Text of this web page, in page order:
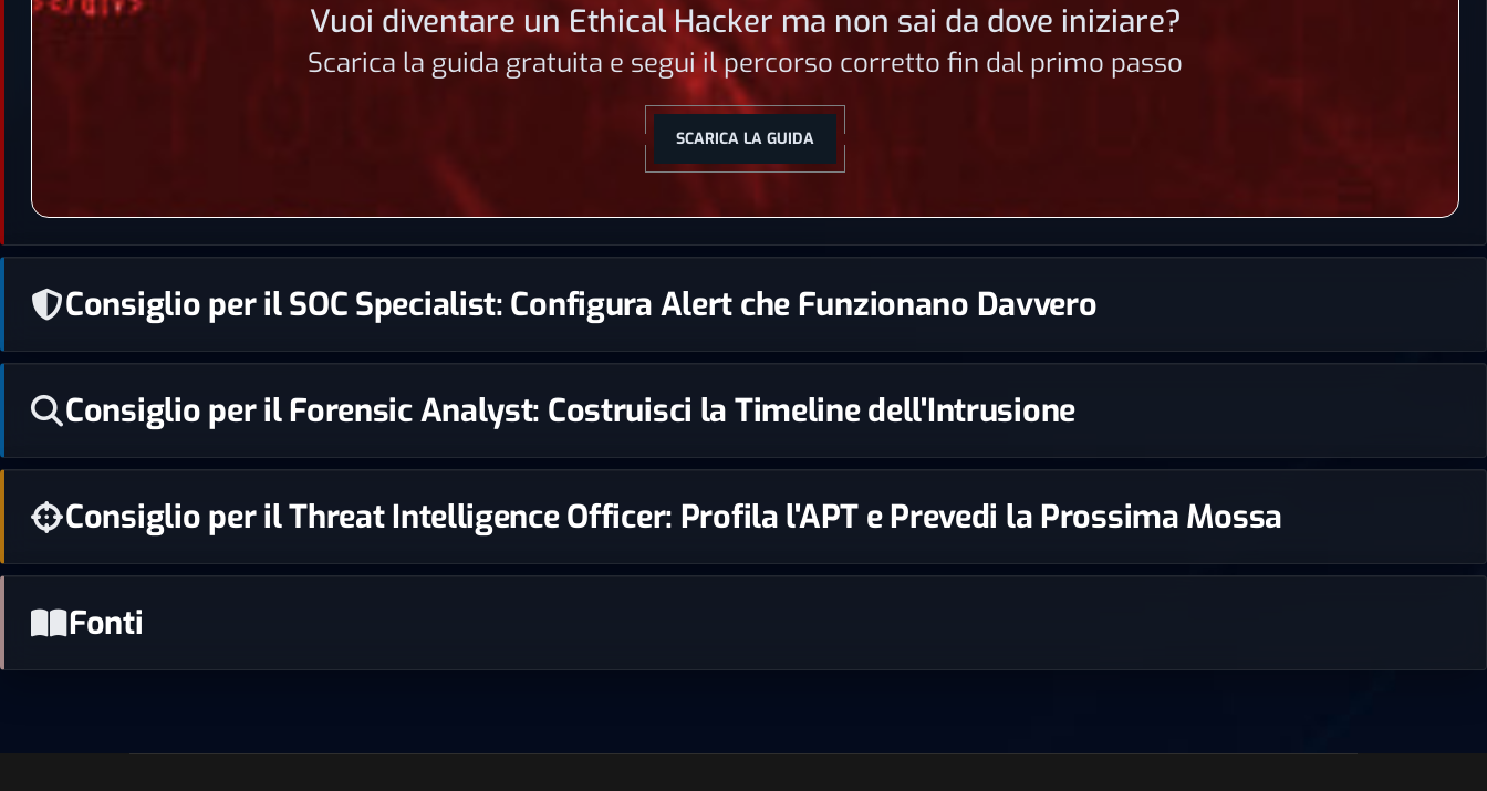
Vuoi diventare un Ethical Hacker ma non sai da dove iniziare?
Scarica la guida gratuita e segui il percorso corretto fin dal primo passo
SCARICA LA GUIDA
Consiglio per il SOC Specialist: Configura Alert che Funzionano Davvero
Consiglio per il Forensic Analyst: Costruisci la Timeline dell'Intrusione
Consiglio per il Threat Intelligence Officer: Profila l'APT e Prevedi la Prossima Mossa
Fonti